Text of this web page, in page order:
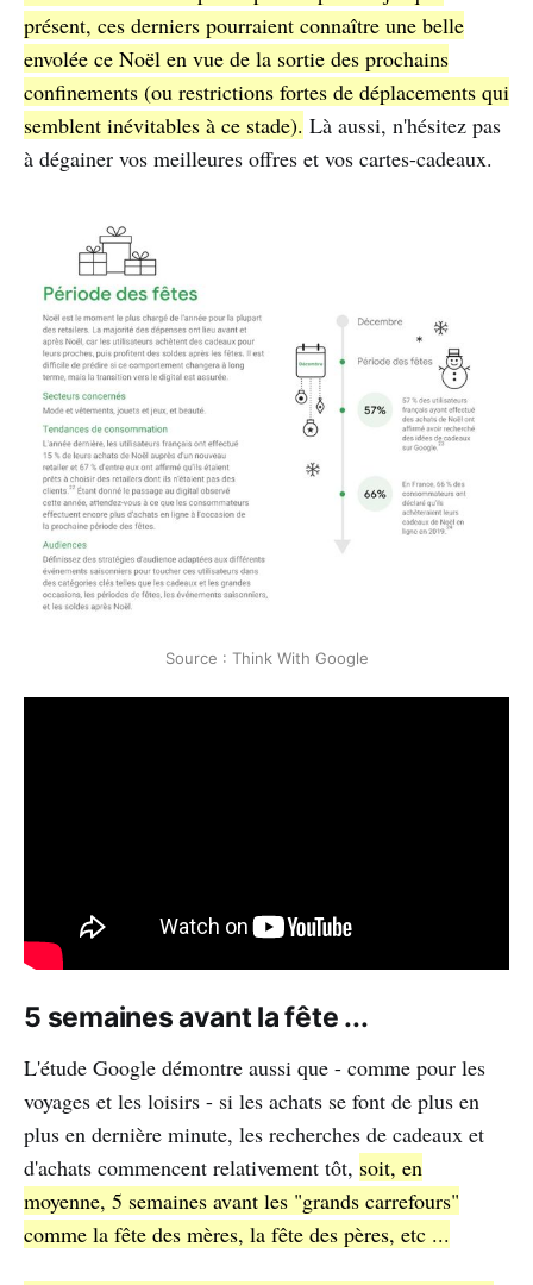
présent, ces derniers pourraient connaître une belle
envolée ce Noël en vue de la sortie des prochains
confinements (ou restrictions fortes de déplacements qui
semblent inévitables à ce stade). Là aussi, n'hésitez pas
à dégainer vos meilleures offres et vos cartes-cadeaux.
Source : Think With Google
5 semaines avant la fête ...
L'étude Google démontre aussi que - comme pour les
voyages et les loisirs - si les achats se font de plus en
plus en dernière minute, les recherches de cadeaux et
d'achats commencent relativement tôt, soit, en
moyenne, 5 semaines avant les "grands carrefours"
comme la fête des mères, la fête des pères, etc ...